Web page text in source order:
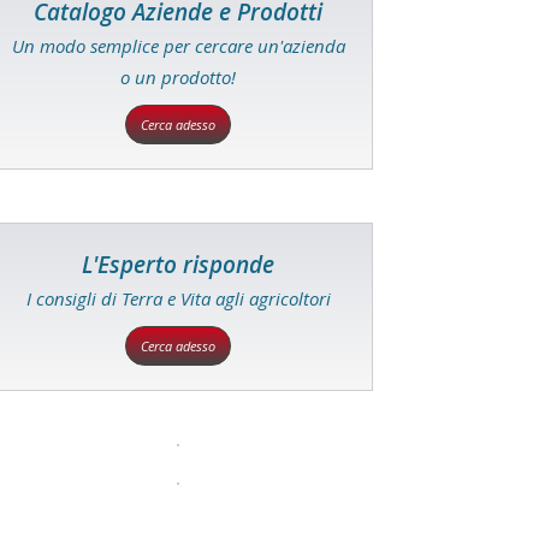
Catalogo Aziende e Prodotti
Un modo semplice per cercare un'azienda
o un prodotto!
Cerca adesso
L'Esperto risponde
I consigli di Terra e Vita agli agricoltori
Cerca adesso